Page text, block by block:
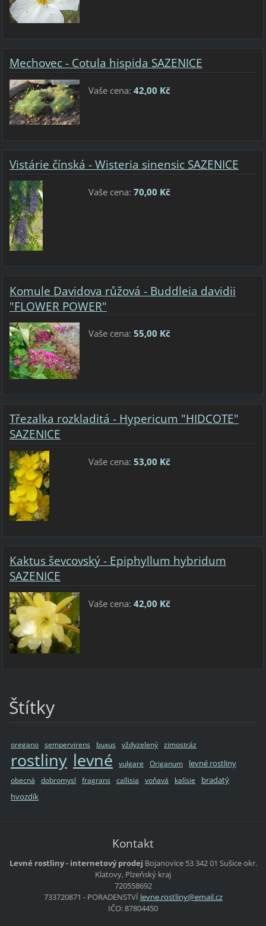
Mechovec - Cotula hispida SAZENICE
Vaše cena: 42,00 Kč
Vistárie čínská - Wisteria sinensic SAZENICE
Vaše cena: 70,00 Kč
Komule Davidova růžová - Buddleia davidii
"FLOWER POWER"
Vaše cena: 55,00 Kč
Třezalka rozkladitá - Hypericum "HIDCOTE"
SAZENICE
Vaše cena: 53,00 Kč
Kaktus ševcovský - Epiphyllum hybridum
SAZENICE
Vaše cena: 42,00 Kč
Štítky
oregano sempervirens buxus vždyzelený zimostráz
rostliny levné vulgare Origanum levné rostliny
obecná dobromysl fragrans callisia voňavá kalísie
bradatý
hvozdík
Kontakt
Levné rostliny - internetový prodej Bojanovice 53342 01 Sušiceokr.
Klatovy, Plzeňský kraj
720558692
733720871 - PORADENSTVÍ levne.rostliny@email.cz
IČO: 87804450